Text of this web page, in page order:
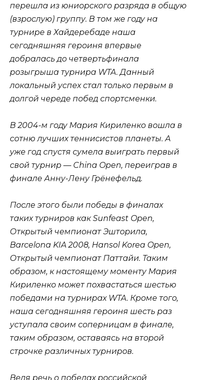
перешла из юниорского разряда в общую
(взрослую) группу. В том же году на
турнире в Хайдеребаде наша
сегодняшняя героиня впервые
добралась до четвертьфинала
розыгрыша турнира WTA. Данный
локальный успех стал только первым в
долгой череде побед спортсменки.
В 2004-м году Мария Кириленко вошла в
сотню лучших теннисистов планеты. А
уже год спустя сумела выиграть первый
свой турнир — China Open, переиграв в
финале Анну-Лену Грёнефельд.
После этого были победы в финалах
таких турниров как Sunfeast Open,
Открытый чемпионат Эшторила,
Barcelona KIA 2008, Hansol Korea Open,
Открытый чемпионат Паттайи. Таким
образом, к настоящему моменту Мария
Кириленко может похвастаться шестью
победами на турнирах WTA. Кроме того,
наша сегодняшняя героиня шесть раз
уступала своим соперницам в финале,
таким образом, оставаясь на второй
строчке различных турниров.
Ведя речь о победах российской